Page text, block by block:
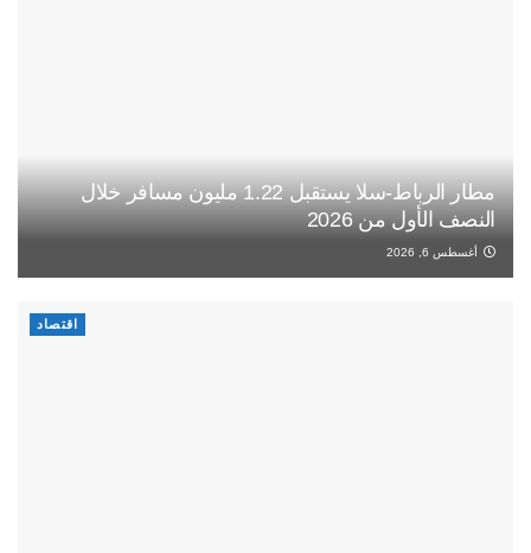
مطار الرباط-سلا يستقبل 1.22 مليون مسافر خلال
النصف الأول من 2026
أغسطس 6, 2026
اقتصاد